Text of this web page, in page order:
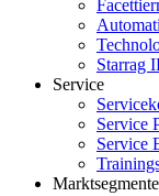
Starrag
Service
Service
Service
Marktsegmente